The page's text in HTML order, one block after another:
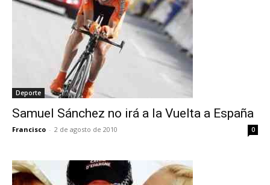
Deporte
Samuel Sánchez no irá a la Vuelta a España
Francisco - 2 de agosto de 2010 0